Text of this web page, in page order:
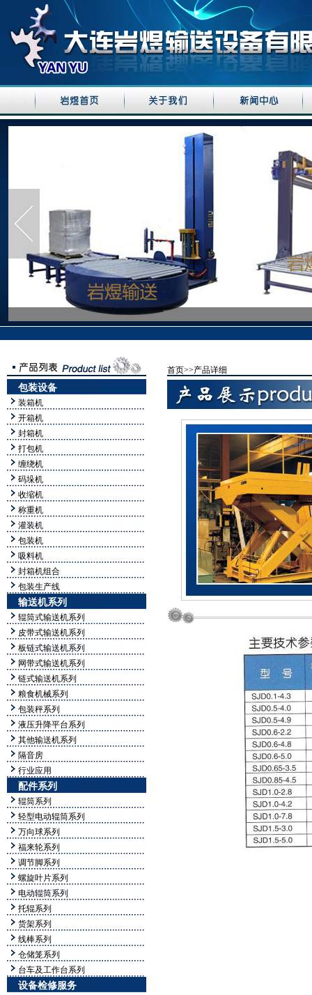
包装设备
装箱机
开箱机
封箱机
打包机
缠绕机
码垛机
收缩机
称重机
灌装机
包装机
吸料机
封箱机组合
包装生产线
输送机系列
辊筒式输送机系列
皮带式输送机系列
板链式输送机系列
网带式输送机系列
链式输送机系列
粮食机械系列
包装秤系列
液压升降平台系列
其他输送机系列
隔音房
行业应用
配件系列
辊筒系列
轻型电动辊筒系列
万向球系列
福来轮系列
调节脚系列
螺旋叶片系列
电动辊筒系列
托辊系列
货架系列
线棒系列
仓储笼系列
台车及工作台系列
设备检修服务
首页>>产品详细